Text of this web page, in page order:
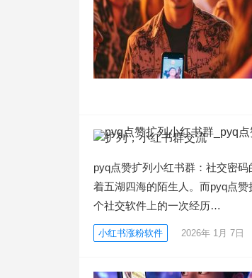
pyq点赞扩列小红书群：社交密
着五湖四海的陌生人。而pyq点
个社交软件上的一次经历…
小红书涨粉软件 2026年 1月 7日